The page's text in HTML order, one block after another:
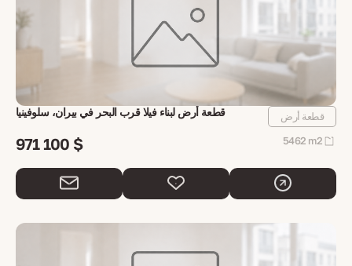
قطعة أرض لبناء فيلا قرب البحر في بيران، سلوفينيا قطعة أرض
971 100 $ 5462 m2